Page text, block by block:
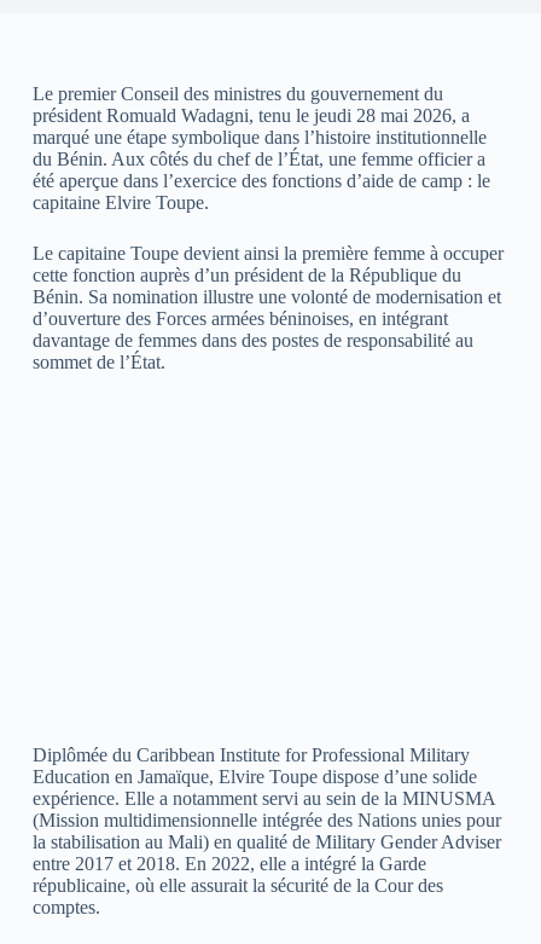
Le premier Conseil des ministres du gouvernement du
président Romuald Wadagni, tenu le jeudi 28 mai 2026, a
marqué une étape symbolique dans l’histoire institutionnelle
du Bénin. Aux côtés du chef de l’État, une femme officier a
été aperçue dans l’exercice des fonctions d’aide de camp : le
capitaine Elvire Toupe.
Le capitaine Toupe devient ainsi la première femme à occuper
cette fonction auprès d’un président de la République du
Bénin. Sa nomination illustre une volonté de modernisation et
d’ouverture des Forces armées béninoises, en intégrant
davantage de femmes dans des postes de responsabilité au
sommet de l’État.
Diplômée du Caribbean Institute for Professional Military
Education en Jamaïque, Elvire Toupe dispose d’une solide
expérience. Elle a notamment servi au sein de la MINUSMA
(Mission multidimensionnelle intégrée des Nations unies pour
la stabilisation au Mali) en qualité de Military Gender Adviser
entre 2017 et 2018. En 2022, elle a intégré la Garde
républicaine, où elle assurait la sécurité de la Cour des
comptes.